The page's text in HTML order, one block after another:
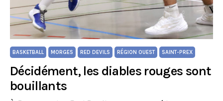
BASKETBALL MORGES RED DEVILS RÉGION OUEST SAINT-PREX
Décidément, les diables rouges sont
bouillants